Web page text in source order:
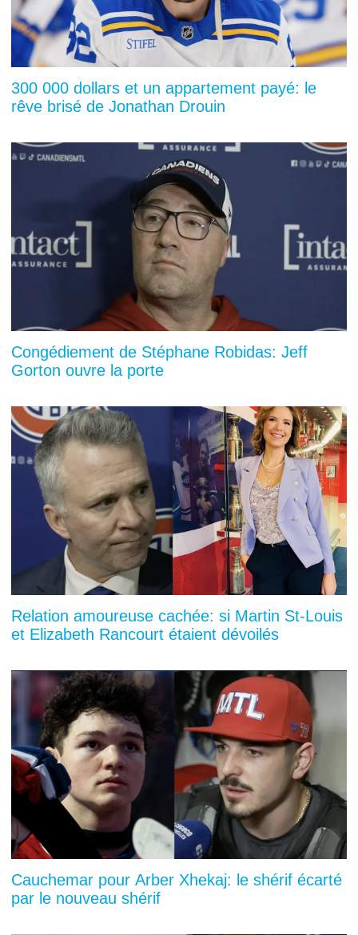
300 000 dollars et un appartement payé: le
rêve brisé de Jonathan Drouin
Congédiement de Stéphane Robidas: Jeff
Gorton ouvre la porte
Relation amoureuse cachée: si Martin St-Louis
et Elizabeth Rancourt étaient dévoilés
Cauchemar pour Arber Xhekaj: le shérif écarté
par le nouveau shérif